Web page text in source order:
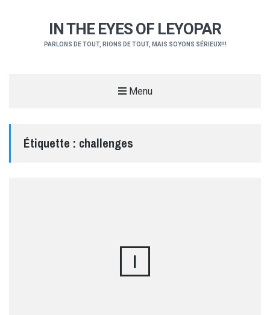
IN THE EYES OF LEYOPAR
PARLONS DE TOUT, RIONS DE TOUT, MAIS SOYONS SÉRIEUX!!!
Menu
Étiquette : challenges
I